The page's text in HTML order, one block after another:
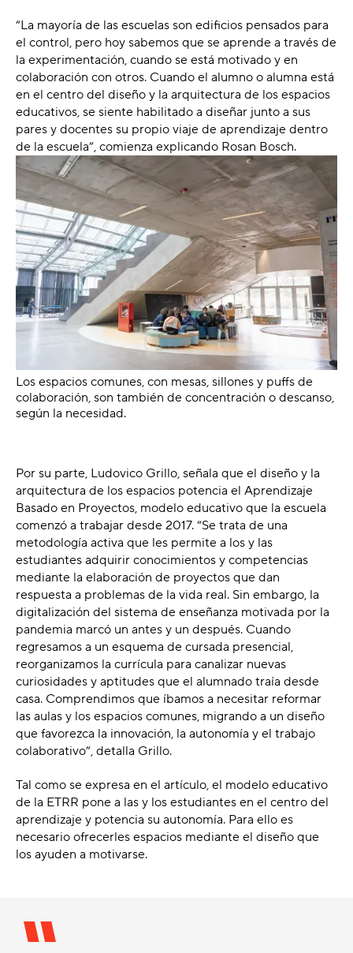
“La mayoría de las escuelas son edificios pensados para
el control, pero hoy sabemos que se aprende a través de
la experimentación, cuando se está motivado y en
colaboración con otros. Cuando el alumno o alumna está
en el centro del diseño y la arquitectura de los espacios
educativos, se siente habilitado a diseñar junto a sus
pares y docentes su propio viaje de aprendizaje dentro
de la escuela”, comienza explicando Rosan Bosch.
Los espacios comunes, con mesas, sillones y puffs de
colaboración, son también de concentración o descanso,
según la necesidad.
Por su parte, Ludovico Grillo, señala que el diseño y la
arquitectura de los espacios potencia el Aprendizaje
Basado en Proyectos, modelo educativo que la escuela
comenzó a trabajar desde 2017. “Se trata de una
metodología activa que les permite a los y las
estudiantes adquirir conocimientos y competencias
mediante la elaboración de proyectos que dan
respuesta a problemas de la vida real. Sin embargo, la
digitalización del sistema de enseñanza motivada por la
pandemia marcó un antes y un después. Cuando
regresamos a un esquema de cursada presencial,
reorganizamos la currícula para canalizar nuevas
curiosidades y aptitudes que el alumnado traía desde
casa. Comprendimos que íbamos a necesitar reformar
las aulas y los espacios comunes, migrando a un diseño
que favorezca la innovación, la autonomía y el trabajo
colaborativo”, detalla Grillo.
Tal como se expresa en el artículo, el modelo educativo
de la ETRR pone a las y los estudiantes en el centro del
aprendizaje y potencia su autonomía. Para ello es
necesario ofrecerles espacios mediante el diseño que
los ayuden a motivarse.